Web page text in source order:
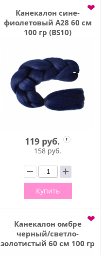
Канекалон сине-
фиолетовый А28 60 см
100 гр (BS10)
❤
119 руб.
158 руб.
Купить
Канекалон омбре
черный/светло-
золотистый 60 см 100 гр
❤